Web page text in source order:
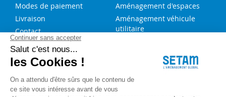
Modes de paiement
Livraison
Contact
Aménagement d'espaces
Aménagement véhicule
utilitaire
NOS SERVICES
FAQ
Blog